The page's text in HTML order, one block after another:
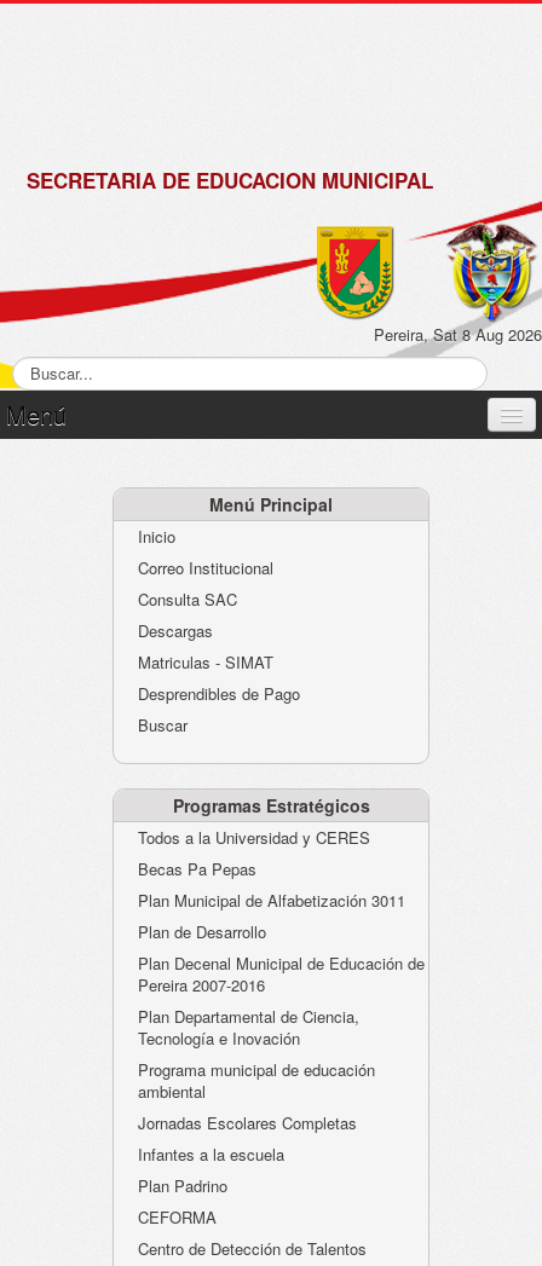
SECRETARIA DE EDUCACION MUNICIPAL
Pereira, Sat 8 Aug 2026
Menú
Atención al Ciudadano
Instituciones Educativas
Despacho Secretaría
Evaluación desempeño
Humano-Cesantías
Menú Principal
Inicio
Correo Institucional
Consulta SAC
Descargas
Matriculas - SIMAT
Desprendibles de Pago
Buscar
Programas Estratégicos
Todos a la Universidad y CERES
Becas Pa Pepas
Plan Municipal de Alfabetización 3011
Plan de Desarrollo
Plan Decenal Municipal de Educación de
Pereira 2007-2016
Plan Departamental de Ciencia,
Tecnología e Inovación
Programa municipal de educación
ambiental
Jornadas Escolares Completas
Infantes a la escuela
Plan Padrino
CEFORMA
Centro de Detección de Talentos
de